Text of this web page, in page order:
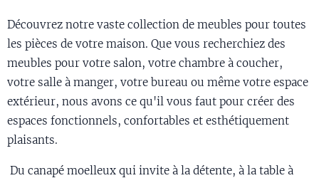
Découvrez notre vaste collection de meubles pour toutes
les pièces de votre maison. Que vous recherchiez des
meubles pour votre salon, votre chambre à coucher,
votre salle à manger, votre bureau ou même votre espace
extérieur, nous avons ce qu'il vous faut pour créer des
espaces fonctionnels, confortables et esthétiquement
plaisants.
Du canapé moelleux qui invite à la détente, à la table à